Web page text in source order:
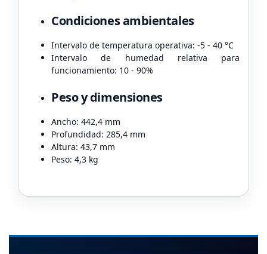
Condiciones ambientales
Intervalo de temperatura operativa: -5 - 40 °C
Intervalo de humedad relativa para
funcionamiento: 10 - 90%
Peso y dimensiones
Ancho: 442,4 mm
Profundidad: 285,4 mm
Altura: 43,7 mm
Peso: 4,3 kg